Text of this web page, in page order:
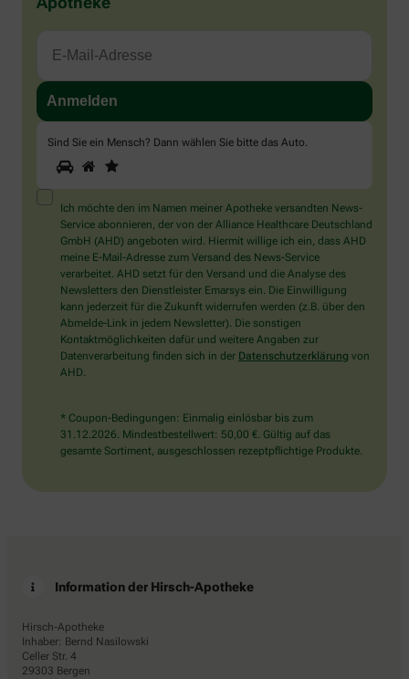
Sind Sie ein Mensch? Dann wählen Sie bitte das Auto.
Sind
Sie
ein
Mensch?
Dann
wählen
Sie
bitte
das
Auto.
1 2
Ich möchte den im Namen meiner Apotheke versandten News-
Service abonnieren, der von der Alliance Healthcare Deutschland
GmbH (AHD) angeboten wird. Hiermit willige ich ein, dass AHD
meine E-Mail-Adresse zum Versand des News-Service
verarbeitet. AHD setzt für den Versand und die Analyse des
Newsletters den Dienstleister Emarsys ein. Die Einwilligung
kann jederzeit für die Zukunft widerrufen werden (z.B. über den
Abmelde-Link in jedem Newsletter). Die sonstigen
Kontaktmöglichkeiten dafür und weitere Angaben zur
Datenverarbeitung finden sich in der Datenschutzerklärung von
AHD.
* Coupon-Bedingungen: Einmalig einlösbar bis zum
31.12.2026. Mindestbestellwert: 50,00 €. Gültig auf das
gesamte Sortiment, ausgeschlossen rezeptpflichtige Produkte.
Information der Hirsch-Apotheke
Hirsch-Apotheke
Inhaber: Bernd Nasilowski
Celler Str. 4
29303 Bergen